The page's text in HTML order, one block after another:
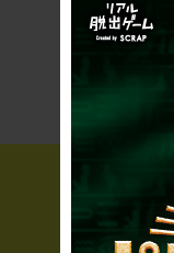
りませ